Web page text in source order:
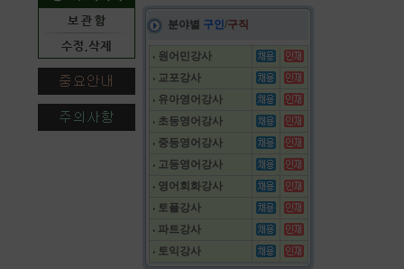
분야별 구인/구직
원어민강사
교포강사
유아영어강사
초등영어강사
중등영어강사
고등영어강사
영어회화강사
토플강사
파트강사
토익강사